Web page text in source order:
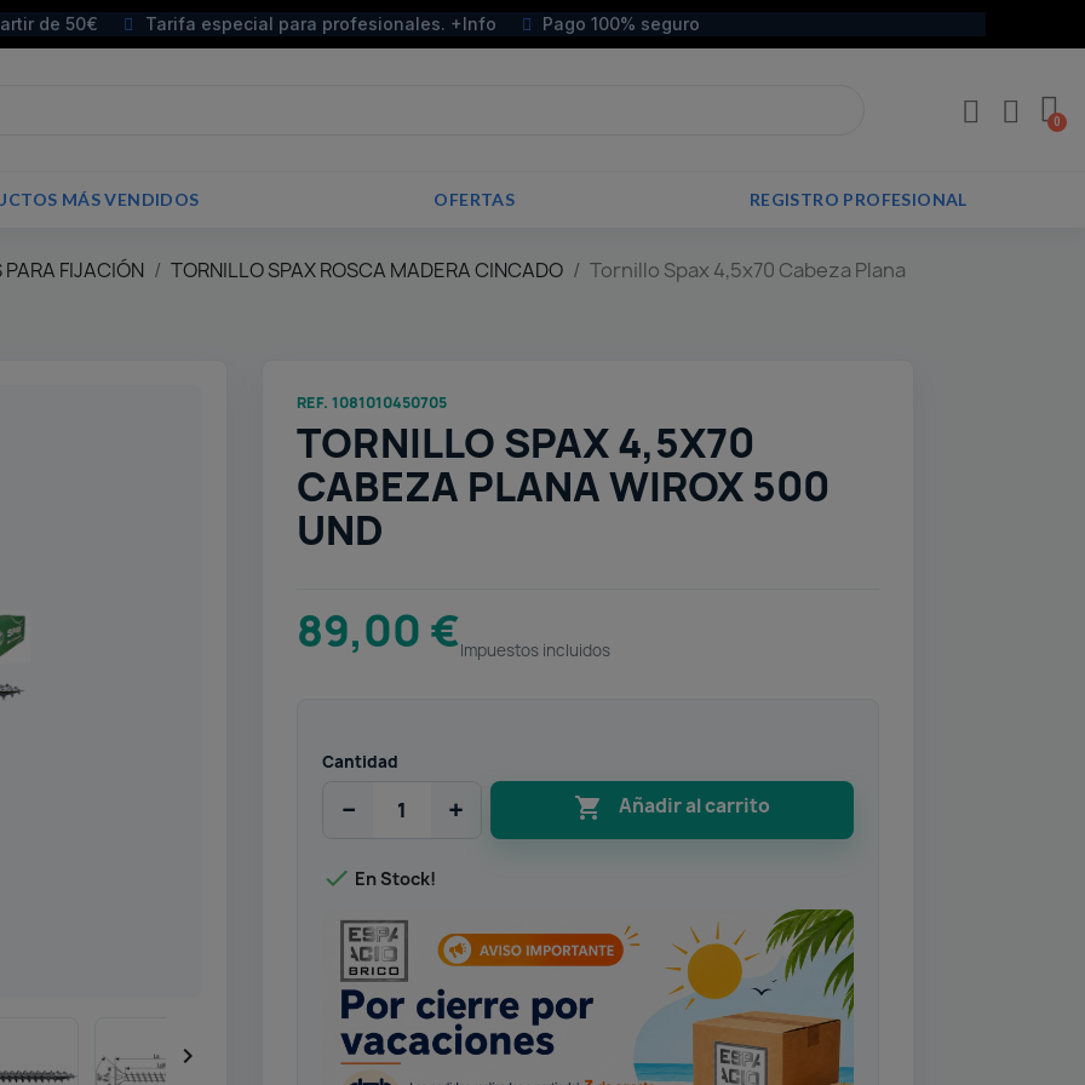
de 50€ Tarifa especial para profesionales. +Info Pago 100% seguro
MÁS VENDIDOS OFERTAS REGISTRO PROFESIONAL
FIJACIÓN TORNILLO SPAX ROSCA MADERA CINCADO Tornillo Spax 4,5x70 Cabeza Plana

REF. 1081010450705
TORNILLO SPAX 4,5X70
CABEZA PLANA WIROX 500
UND
89,00 €Impuestos incluidos
Cantidad
− +  Añadir al carrito
 En Stock!